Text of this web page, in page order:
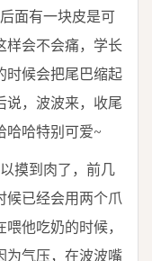
面有一块皮是可
样会不会痛，学长
时候会把尾巴缩起
说，波波来，收尾
哈哈特别可爱~
摸到肉了，前几
候已经会用两个爪
他吃奶的时候，
为气压，在波波嘴